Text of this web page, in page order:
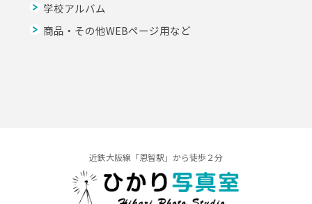
学校アルバム
商品・その他WEBページ用など
近鉄大阪線「恩智駅」から徒歩２分